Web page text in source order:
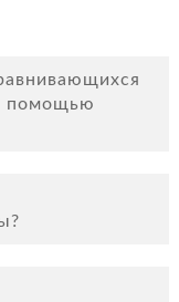
помощью